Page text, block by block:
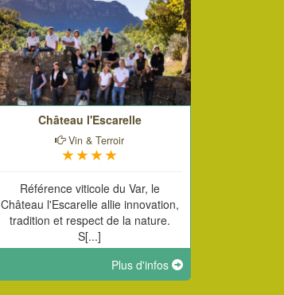
Château l'Escarelle
Vin & Terroir
Référence viticole du Var, le
Château l'Escarelle allie innovation,
tradition et respect de la nature.
S[...]
Plus d'infos